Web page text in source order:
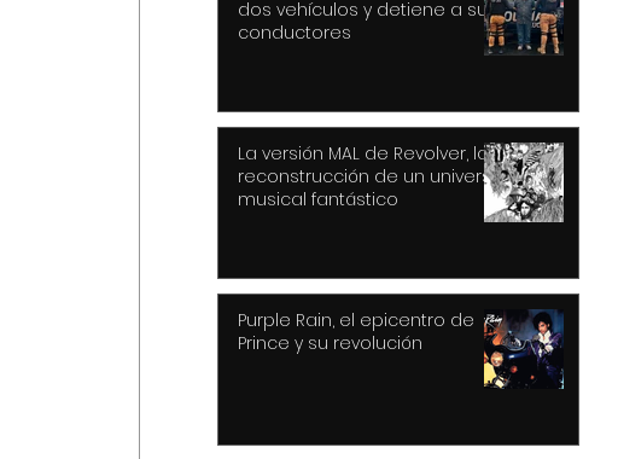
dos vehículos y detiene a sus
conductores
La versión MAL de Revolver, la
reconstrucción de un universo
musical fantástico
Purple Rain, el epicentro de
Prince y su revolución